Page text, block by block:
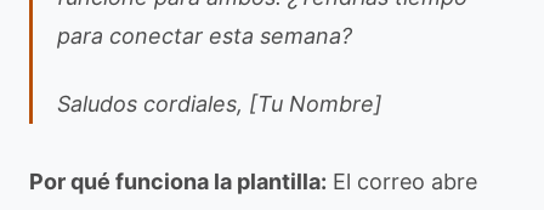
para conectar esta semana?
Saludos cordiales, [Tu Nombre]
Por qué funciona la plantilla: El correo abre